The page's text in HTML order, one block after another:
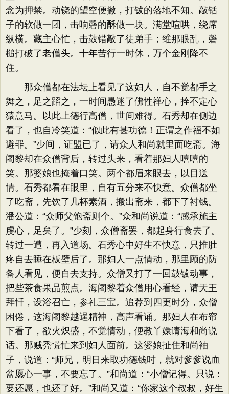
念为押禁。动铙的望空便撇，打钹的落地不知。敲铦
子的软做一团，击响磬的酥做一块。满堂喧哄，绕席
纵横。藏主心忙，击鼓错敲了徒弟手；维那眼乱，磬
槌打破了老僧头。十年苦行一时休，万个金刚降不
住。
那众僧都在法坛上看见了这妇人，自不觉都手之
舞之，足之蹈之，一时间愚迷了佛性禅心，拴不定心
猿意马。以此上德行高僧，世间难得。石秀却在侧边
看了，也自冷笑道：“似此有甚功德！正谓之作福不如
避罪。”少间，证盟已了，请众人和尚就里面吃斋。海
阇黎却在众僧背后，转过头来，看着那妇人嘻嘻的
笑。那婆娘也掩着口笑。两个都眉来眼去，以目送
情。石秀都看在眼里，自有五分来不快意。众僧都坐
了吃斋，先饮了几杯素酒，搬出斋来，都下了衬钱。
潘公道：“众师父饱斋则个。”众和尚说道：“感承施主
虔心，足矣了。”少刻，众僧斋罢，都起身行食去了。
转过一遭，再入道场。石秀心中好生不快意，只推肚
疼自去睡在板壁后了。那妇人一点情动，那里顾的防
备人看见，便自去支持。众僧又打了一回鼓钹动事，
把些茶食果品煎点。海阇黎着众僧用心看经，请天王
拜忏，设浴召亡，参礼三宝。追荐到四更时分，众僧
困倦，这海阇黎越逞精神，高声看诵。那妇人在布帘
下看了，欲火炽盛，不觉情动，便教丫嬛请海和尚说
话。那贼秃慌忙来到妇人面前。这婆娘扯住和尚袖
子，说道：“师兄，明日来取功德钱时，就对爹爹说血
盆愿心一事，不要忘了。”和尚道：“小僧记得。只说：
要还愿，也还了好。”和尚又道：“你家这个叔叔，好生